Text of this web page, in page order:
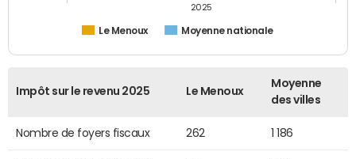
Le Menoux Moyenne nationale
2025
Impôt sur le revenu 2025 Le Menoux
Moyenne
des villes
Nombre de foyers fiscaux 262 1 186